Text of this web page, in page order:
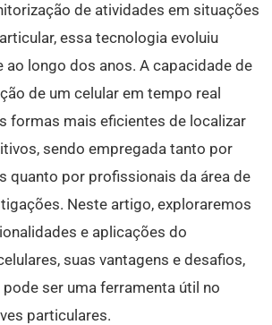
de atividades em situações
essa tecnologia evoluiu
longo dos anos. A capacidade de
de um celular em tempo real
formas mais eficientes de localizar
sendo empregada tanto por
quanto por profissionais da área de
Neste artigo, exploraremos
e aplicações do
suas vantagens e desafios,
ser uma ferramenta útil no
particulares.